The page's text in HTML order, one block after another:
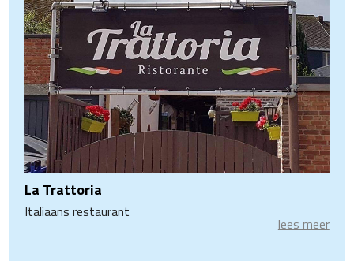
La Trattoria
Italiaans restaurant
lees meer